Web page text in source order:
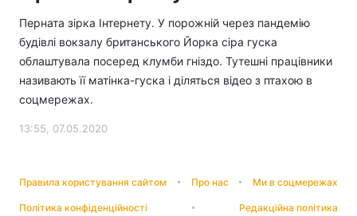
Перната зірка Інтернету. У порожній через пандемію
будівлі вокзалу британського Йорка сіра гуска
облаштувала посеред клумби гніздо. Тутешні працівники
називають її матінка-гуска і діляться відео з птахою в
соцмережах.
13:55, 07.05.2020
Правила користування сайтом Про нас Ми в соцмережах
Політика конфіденційності Редакційна політика